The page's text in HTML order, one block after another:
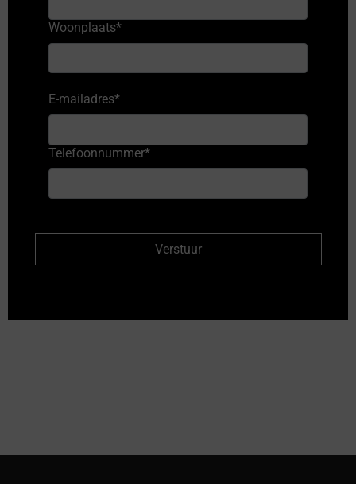
Woonplaats*
E-mailadres*
Telefoonnummer*
Verstuur